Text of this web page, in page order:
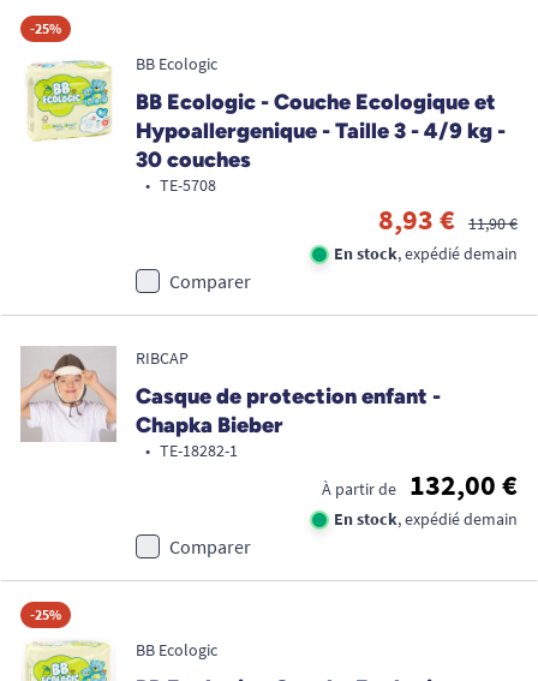
-25%
BB Ecologic
BB Ecologic - Couche Ecologique et
Hypoallergenique - Taille 3 - 4/9 kg -
30 couches
• TE-5708
8,93 €
11,90 €
En stock, expédié demain
Comparer
RIBCAP
Casque de protection enfant -
Chapka Bieber
• TE-18282-1
À partir de
132,00 €
En stock, expédié demain
Comparer
-25%
BB Ecologic